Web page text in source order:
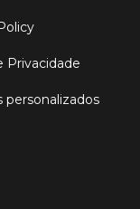
Privacidade
personalizados